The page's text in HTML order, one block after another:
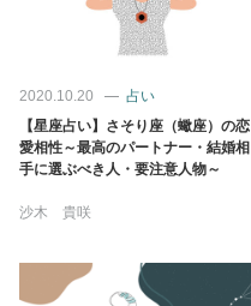
ココロ/カラダ
グルメ
トラベル
2020.10.20
占い
【星座占い】さそり座（蠍座）の恋
愛相性～最高のパートナー・結婚相
手に選ぶべき人・要注意人物～
沙木 貴咲